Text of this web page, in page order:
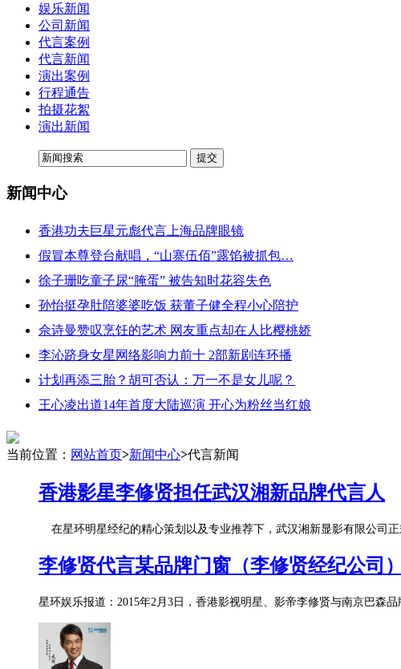
娱乐新闻
公司新闻
代言案例
代言新闻
演出案例
行程通告
拍摄花絮
演出新闻
新闻中心
香港功夫巨星元彪代言上海品牌眼镜
假冒本尊登台献唱，“山寨伍佰”露馅被抓包…
徐子珊吃童子尿“腌蛋” 被告知时花容失色
孙怡挺孕肚陪婆婆吃饭 获董子健全程小心陪护
佘诗曼赞叹烹饪的艺术 网友重点却在人比樱桃娇
李沁跻身女星网络影响力前十 2部新剧连环播
计划再添三胎？胡可否认：万一不是女儿呢？
王心凌出道14年首度大陆巡演 开心为粉丝当红娘
当前位置： 网站首页>新闻中心>代言新闻
香港影星李修贤担任武汉湘新品牌代言人
在星环明星经纪的精心策划以及专业推荐下，武汉湘新显影有限公司正
李修贤代言某品牌门窗（李修贤经纪公司）
星环娱乐报道：2015年2月3日，香港影视明星、影帝李修贤与南京巴森